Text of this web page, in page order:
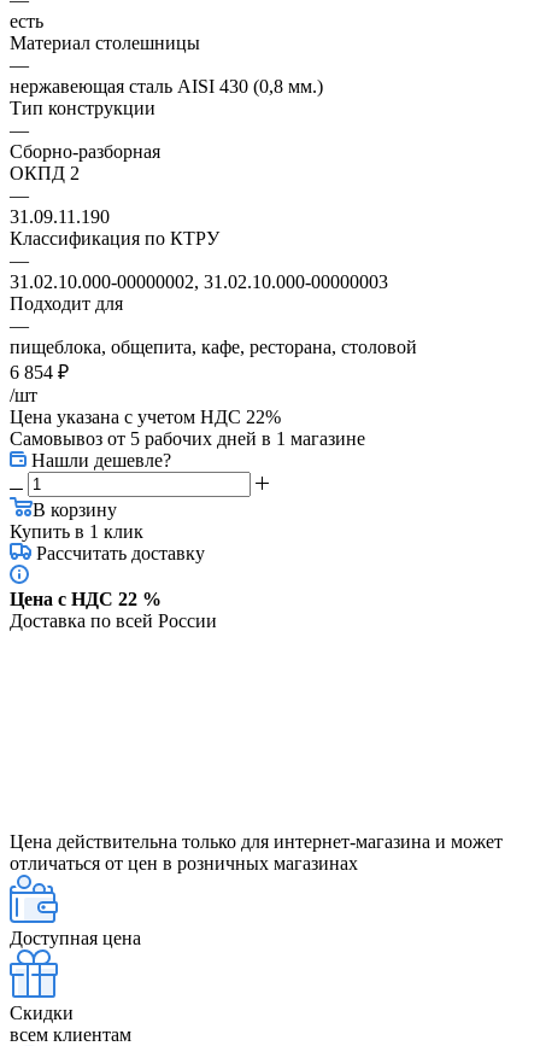
есть
Материал столешницы
—
нержавеющая сталь AISI 430 (0,8 мм.)
Тип конструкции
—
Сборно-разборная
ОКПД 2
—
31.09.11.190
Классификация по КТРУ
—
31.02.10.000-00000002, 31.02.10.000-00000003
Подходит для
—
пищеблока, общепита, кафе, ресторана, столовой
6 854 ₽
/шт
Цена указана с учетом НДС 22%
Самовывоз от 5 рабочих дней в 1 магазине
Нашли дешевле?
В корзину
Купить в 1 клик
Рассчитать доставку
Цена с НДС 22 %
Доставка по всей России
Цена действительна только для интернет-магазина и может
отличаться от цен в розничных магазинах
Доступная цена
Скидки
всем клиентам